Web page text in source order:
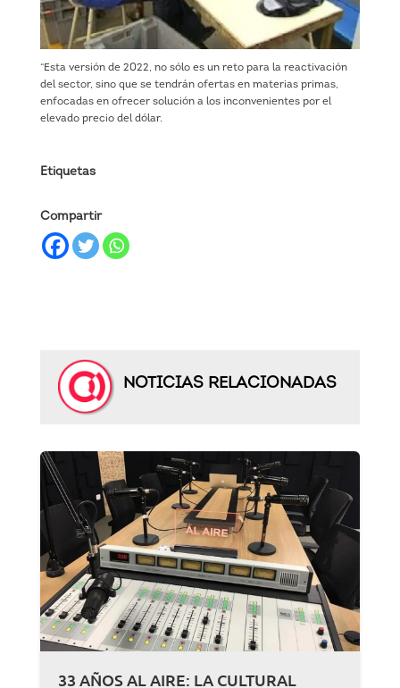
“Esta versión de 2022, no sólo es un reto para la reactivación
del sector, sino que se tendrán ofertas en materias primas,
enfocadas en ofrecer solución a los inconvenientes por el
elevado precio del dólar.
Etiquetas
Compartir
NOTICIAS RELACIONADAS
33 AÑOS AL AIRE: LA CULTURAL